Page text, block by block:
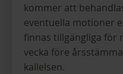
kommer att
eventuella motioner
finnas tillgängliga för
vecka före
kallelsen.